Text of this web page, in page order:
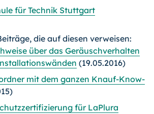
für Technik Stuttgart
die auf diesen verweisen:
über das Geräuschverhalten
(19.05.2016)
mit dem ganzen Knauf-Know-
für LaPlura